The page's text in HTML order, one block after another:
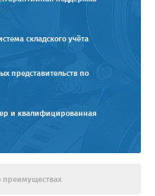
складского учёта
представительств по
и квалифицированная
преимуществах